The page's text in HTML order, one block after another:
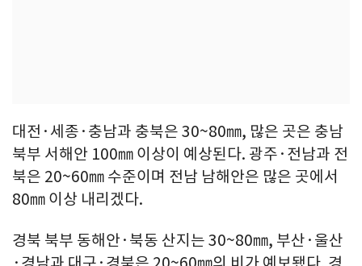
대전·세종·충남과 충북은 30~80㎜, 많은 곳은 충남
북부 서해안 100㎜ 이상이 예상된다. 광주·전남과 전
북은 20~60㎜ 수준이며 전남 남해안은 많은 곳에서
80㎜ 이상 내리겠다.
경북 북부 동해안·북동 산지는 30~80㎜, 부산·울산